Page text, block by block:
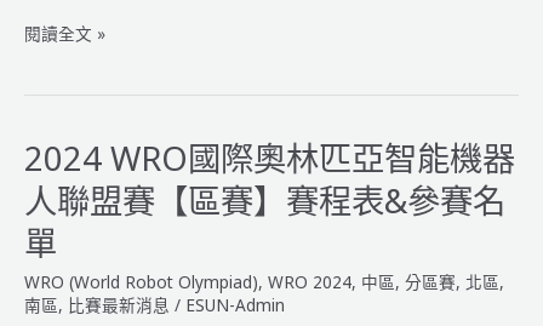
2024
奧
林
匹
亞
智
能
機
閱讀全文 »
2024 WRO國際奧林匹亞智能機器
人聯盟賽【區賽】賽程表&參賽名
單
WRO (World Robot Olympiad), WRO 2024, 中區, 分區賽, 北區,
南區, 比賽最新消息 / ESUN-Admin